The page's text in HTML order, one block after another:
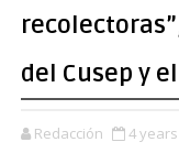
del Cusep y
Redacción 4